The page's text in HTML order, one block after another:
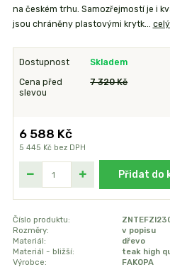
na českém trhu. Samozřejmostí je i
jsou chráněny plastovými krytk...
Dostupnost Skladem
Cena před
slevou
7 320 Kč
6 588 Kč
5 445 Kč bez DPH
Přidat do
Číslo produktu:
Rozměry:
v popisu
Materiál:
dřevo
Materiál - bližší:
teak high
Výrobce:
FAKOPA